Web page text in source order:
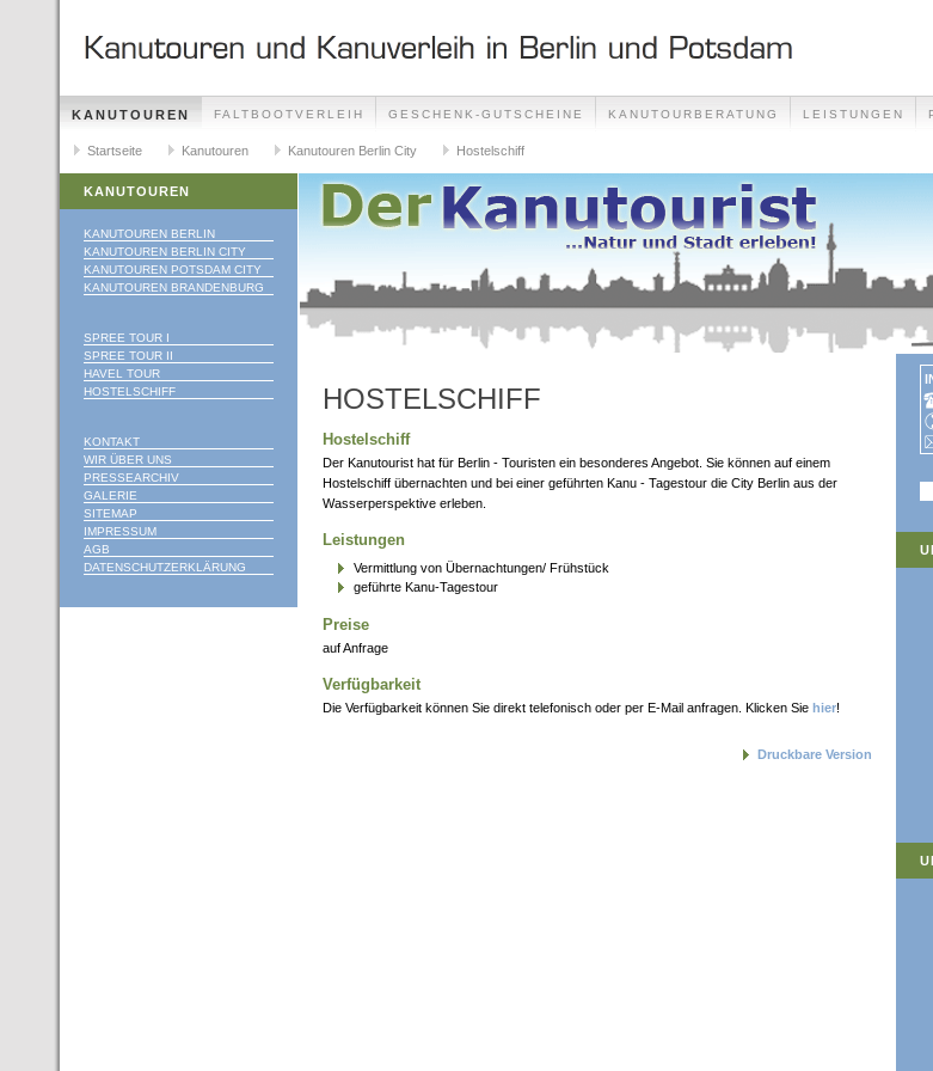
KANUTOUREN FALTBOOTVERLEIH GESCHENK-GUTSCHEINE KANUTOURBERATUNG LEISTUNGEN
Startseite Kanutouren Kanutouren Berlin City Hostelschiff
KANUTOUREN
KANUTOUREN BERLIN
KANUTOUREN BERLIN CITY
KANUTOUREN POTSDAM CITY
KANUTOUREN BRANDENBURG
SPREE TOUR I
SPREE TOUR II
HAVEL TOUR
HOSTELSCHIFF
KONTAKT
WIR ÜBER UNS
PRESSEARCHIV
GALERIE
SITEMAP
IMPRESSUM
AGB
DATENSCHUTZERKLÄRUNG
HOSTELSCHIFF
Hostelschiff
Der Kanutourist hat für Berlin - Touristen ein besonderes Angebot. Sie können auf einem
Hostelschiff übernachten und bei einer geführten Kanu - Tagestour die City Berlin aus der
Wasserperspektive erleben.
Leistungen
Vermittlung von Übernachtungen/ Frühstück
geführte Kanu-Tagestour
Preise
auf Anfrage
Verfügbarkeit
Die Verfügbarkeit können Sie direkt telefonisch oder per E-Mail anfragen. Klicken Sie hier!
Druckbare Version